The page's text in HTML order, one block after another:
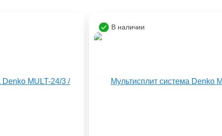
В наличии